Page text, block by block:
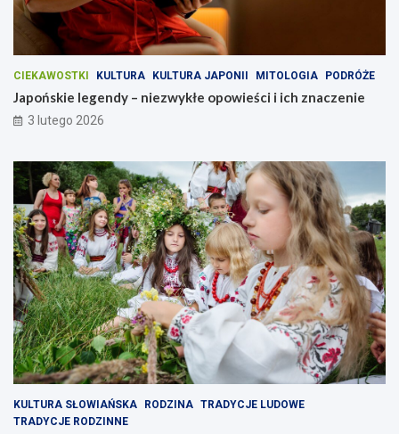
ic
h
n
a
z
e
e
CIEKAWOSTKI KULTURA KULTURA JAPONII MITOLOGIA PODRÓŻE
Japońskie legendy – niezwykłe opowieści i ich znaczenie
3 lutego 2026
KULTURA SŁOWIAŃSKA RODZINA TRADYCJE LUDOWE
TRADYCJE RODZINNE